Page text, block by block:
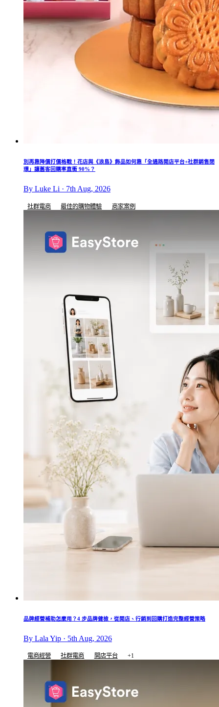
別再靠降價打價格戰！花店與《浪島》飾品如何靠「全通路開店平台+社群銷售閉
環」讓舊客回購率直衝 90%？
By Luke Li · 7th Aug, 2026
社群電商 最佳的購物體驗 商家案例
品牌經營補助怎麼用？4 步品牌健檢，從開店、行銷到回購打造完整經營策略
By Lala Yip · 5th Aug, 2026
電商經營 社群電商 開店平台 +1